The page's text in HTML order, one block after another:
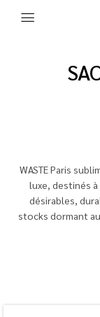
WASTE Paris
luxe, destinés
désirables,
stocks dormant